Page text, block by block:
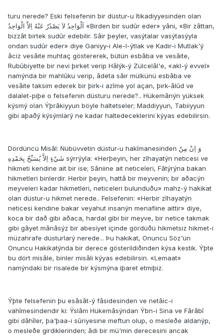
turu nerede? Eski felsefenin bir düstur-u îtikadiyyesinden olan
اَلْوَاحِدُ لاَ يَصْدُرُ عَنْهُ اِلاَّ الْوَاحِدُ «Birden bir sudûr eder» yâni, «Bir zâttan,
bizzât birtek sudûr edebilir. Sâir þeyler, vasýtalar vasýtasýyla
ondan sudûr eder» diye Ganiyy-i Ale-l-ýtlak ve Kadir-i Mutlak'ý
âciz vesâite muhtaç göstererek, bütün esbâba ve vesâite,
Rubûbiyette bir nevi þirket verip Hâlýk-ý Zülcelâl'e, «akl-ý evvel»
namýnda bir mahlûku verip, âdeta sâir mülkünü esbâba ve
vesâite taksim ederek bir þirk-i azîme yol açan, þirk-âlûd ve
dalalet-piþe o felsefenin düsturu nerede?.. Hükemânýn yüksek
kýsmý olan Ýþrâkiyyun böyle haltetseler; Maddiyyun, Tabiiyyun
gibi aþaðý kýsýmlarý ne kadar haltedeceklerini kýyas edebilirsin.
Dördüncü Misâl: Nübüvvetin düstur-u hakîmanesinden وَ اِنْ مِنْ
شَيْءٍ اِلاَّ يُسَبِّحُ بِحَمْدِهِ sýrrýyla: «Herþeyin, her zîhayatýn neticesi ve
hikmeti kendine ait bir ise; Sâniine ait neticeleri, Fâtýrýna bakan
hikmetleri binlerdir. Herbir þeyin, hattâ bir meyvenin; bir aðacýn
meyveleri kadar hikmetleri, neticeleri bulunduðu» mahz-ý hakikat
olan düstur-u hikmet nerede.. Felsefenin: «Herbir zîhayatýn
neticesi kendine bakar veyahut insanýn menafiine aittir» diye,
koca bir dað gibi aðaca, hardal gibi bir meyve, bir netice takmak
gibi gâyet mânâsýz bir abesiyet içinde gördüðü hikmetsiz hikmet-i
müzahrafe düsturlarý nerede... Þu hakikat, Onuncu Söz'ün
Onuncu Hakikatýnda bir derece gösterildiðinden kýsa kestik. Ýþte
bu dört misâle, binler misâli kýyas edebilirsin. «Lemaat»
namýndaki bir risalede bir kýsmýna iþaret etmiþiz.
Ýþte felsefenin þu esâsât-ý fâsidesinden ve netâic-i
vahîmesindendir ki: Ýslâm Hükemâsýndan Ýbn-i Sina ve Fârâbî
gibi dâhîler, þa'þaa-i sûriyesine meftun olup, o mesleðe aldanýp,
o mesleðe girdiklerinden; âdi bir mü'min derecesini ancak